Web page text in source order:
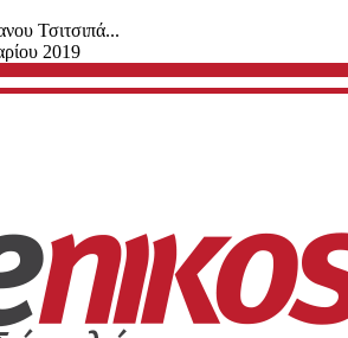
Τσιτσιπά...
2019